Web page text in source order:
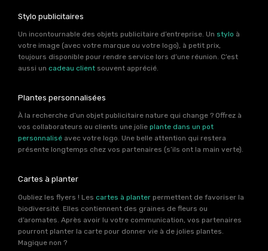
Stylo publicitaires
Un incontournable des objets publicitaire d’entreprise. Un stylo à
votre image (avec votre marque ou votre logo), à petit prix,
toujours disponible pour rendre service lors d’une réunion. C’est
aussi un cadeau client souvent apprécié.
Plantes personnalisées
À la recherche d’un objet publicitaire nature qui change ? Offrez à
vos collaborateurs ou clients une jolie plante dans un pot
personnalisé avec votre logo. Une belle attention qui restera
présente longtemps chez vos partenaires (s’ils ont la main verte).
Cartes à planter
Oubliez les flyers ! Les cartes à planter permettent de favoriser la
biodiversité. Elles contiennent des graines de fleurs ou
d’aromates. Après avoir lu votre communication, vos partenaires
pourront planter la carte pour donner vie à de jolies plantes.
Magique non ?